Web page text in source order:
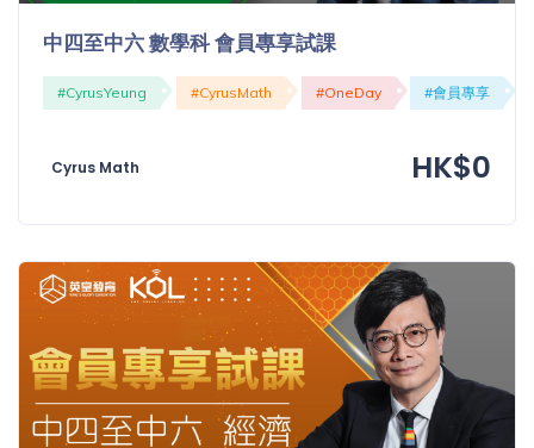
時符
合所
有標
中四至中六 數學科 會員專享試課
#CyrusYeung #CyrusMath #OneDay #會員專享
Cyrus Math HK$0